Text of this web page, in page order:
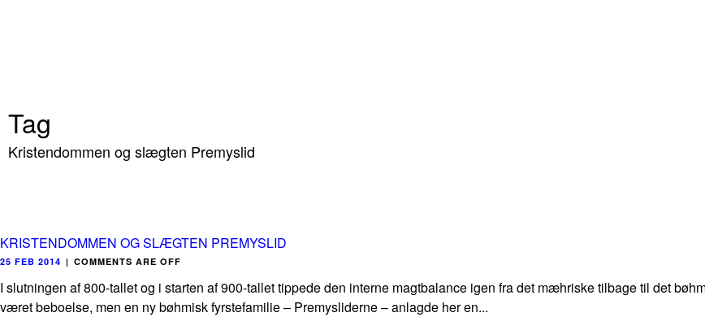
Tag
Kristendommen og slægten Premyslid
KRISTENDOMMEN OG SLÆGTEN PREMYSLID
25 FEB 2014 | COMMENTS ARE OFF
I slutningen af 800-tallet og i starten af 900-tallet tippede den interne magtbalance igen fra det mæhriske tilbage til det
været beboelse, men en ny bøhmisk fyrstefamilie – Premysliderne – anlagde her en...